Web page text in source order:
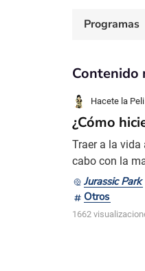
Programas
Contenido
Hacete la Peli
¿Cómo
Traer a la
cabo con la
nos hacemos
constituído
robóticos, es
Jurassic Park
Otros
1662